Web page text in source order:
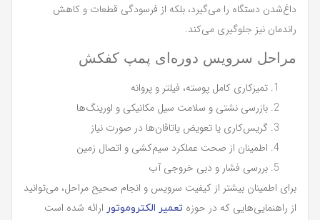
داغ‌شدن دستگاه را می‌گیرد، بلکه از فرسودگی قطعات و کاهش
راندمان نیز جلوگیری می‌کند.
مراحل سرویس دوره‌ای پمپ کفکش
تمیزکاری کامل پوسته، فیلتر و پروانه
بازرسی نشتی و سلامت سیل مکانیکی و اورینگ‌ها
گریس‌کاری یا تعویض یاتاقان‌ها در صورت نیاز
اطمینان از صحت عملکرد سیم‌کشی و اتصال زمین
بررسی فشار و دبی خروجی آب
برای اطمینان بیشتر از کیفیت سرویس و انجام صحیح مراحل، می‌توانید
از راهنمایی‌هایی که در حوزه تعمیر الکتروموتور ارائه شده است